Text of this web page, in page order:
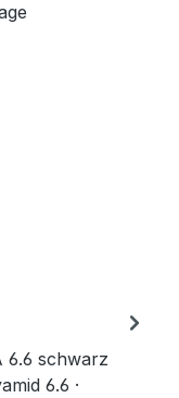
6.6 schwarz
6.6 ·